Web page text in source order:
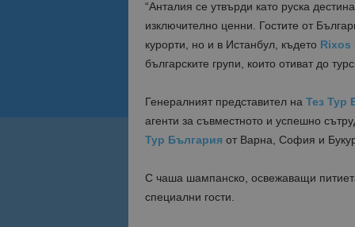
“Анталия се утвърди като руска
изключително ценни. Гостите от
курорти, но и в Истанбул, където Rixos
българските групи, които отиват до
Генералният представител на Тез Тур
агенти за съвместното и успешно
Тур България от Варна, София и
С чаша шампанско, освежаващи
специални гости.